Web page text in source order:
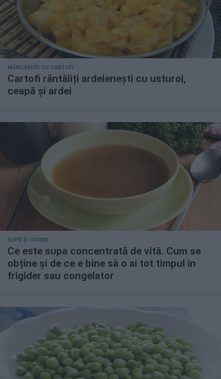
MÂNCĂRURI CU CARTOFI
Cartofi răntăliți ardelenești cu usturoi,
ceapă și ardei
SUPE ȘI CIORBE
Ce este supa concentrată de vită. Cum se
obține și de ce e bine să o ai tot timpul în
frigider sau congelator